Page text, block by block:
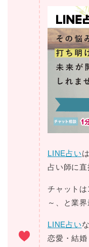
LINE占い
占い師に直
チャット
～、と業界
LINE占い
恋愛・結